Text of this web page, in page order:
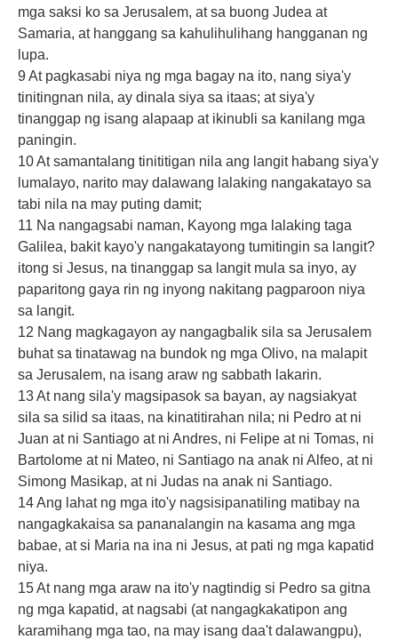
mga saksi ko sa Jerusalem, at sa buong Judea at
Samaria, at hanggang sa kahulihulihang hangganan ng
lupa.
9 At pagkasabi niya ng mga bagay na ito, nang siya'y
tinitingnan nila, ay dinala siya sa itaas; at siya'y
tinanggap ng isang alapaap at ikinubli sa kanilang mga
paningin.
10 At samantalang tinititigan nila ang langit habang siya'y
lumalayo, narito may dalawang lalaking nangakatayo sa
tabi nila na may puting damit;
11 Na nangagsabi naman, Kayong mga lalaking taga
Galilea, bakit kayo'y nangakatayong tumitingin sa langit?
itong si Jesus, na tinanggap sa langit mula sa inyo, ay
paparitong gaya rin ng inyong nakitang pagparoon niya
sa langit.
12 Nang magkagayon ay nangagbalik sila sa Jerusalem
buhat sa tinatawag na bundok ng mga Olivo, na malapit
sa Jerusalem, na isang araw ng sabbath lakarin.
13 At nang sila'y magsipasok sa bayan, ay nagsiakyat
sila sa silid sa itaas, na kinatitirahan nila; ni Pedro at ni
Juan at ni Santiago at ni Andres, ni Felipe at ni Tomas, ni
Bartolome at ni Mateo, ni Santiago na anak ni Alfeo, at ni
Simong Masikap, at ni Judas na anak ni Santiago.
14 Ang lahat ng mga ito'y nagsisipanatiling matibay na
nangagkakaisa sa pananalangin na kasama ang mga
babae, at si Maria na ina ni Jesus, at pati ng mga kapatid
niya.
15 At nang mga araw na ito'y nagtindig si Pedro sa gitna
ng mga kapatid, at nagsabi (at nangagkakatipon ang
karamihang mga tao, na may isang daa't dalawangpu),